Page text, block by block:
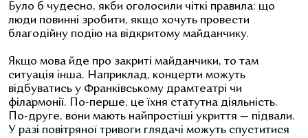
Було б чудесно, якби оголосили чіткі правила: що
люди повинні зробити, якщо хочуть провести
благодійну подію на відкритому майданчику.
Якщо мова йде про закриті майданчики, то там
ситуація інша. Наприклад, концерти можуть
відбуватись у Франківському драмтеатрі чи
філармонії. По-перше, це їхня статутна діяльність.
По-друге, вони мають найпростіші укриття — підвали.
У разі повітряної тривоги глядачі можуть спуститися